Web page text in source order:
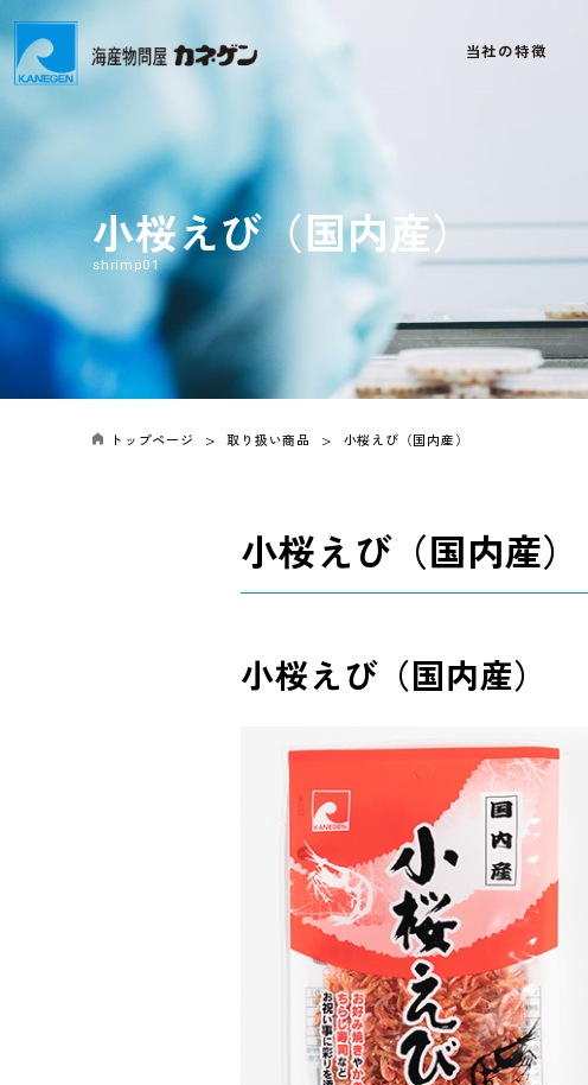
当社の特徴
小桜えび（国内産）
shrimp01
トップページ 取り扱い商品 小桜えび（国内産）
小桜えび（国内産）
小桜えび（国内産）